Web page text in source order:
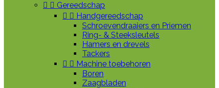
  Gereedschap
  Handgereedschap
Schroevendraaiers en Priemen
Ring- & Steeksleutels
Hamers en drevels
Tackers
  Machine toebehoren
Boren
Zaagbladen